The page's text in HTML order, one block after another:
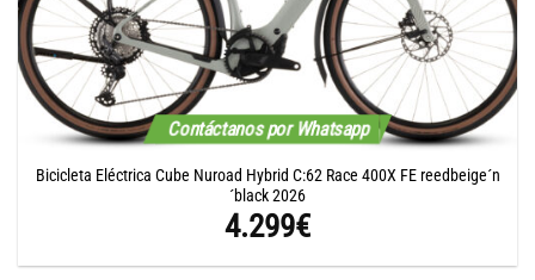
Contáctanos por Whatsapp
Bicicleta Eléctrica Cube Nuroad Hybrid C:62 Race 400X FE reedbeige´n
´black 2026
4.299€